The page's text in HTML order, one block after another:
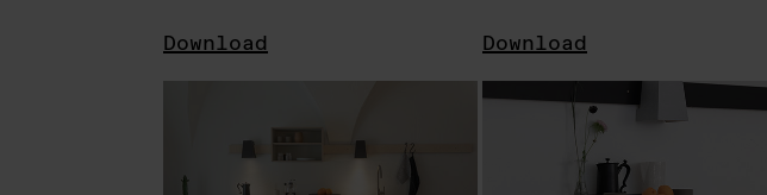
Download Download